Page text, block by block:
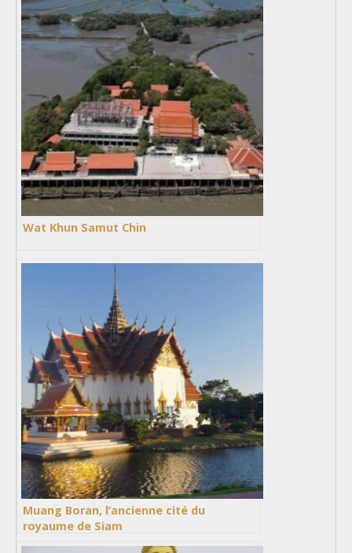
Wat Khun Samut Chin
Muang Boran, l’ancienne cité du
royaume de Siam